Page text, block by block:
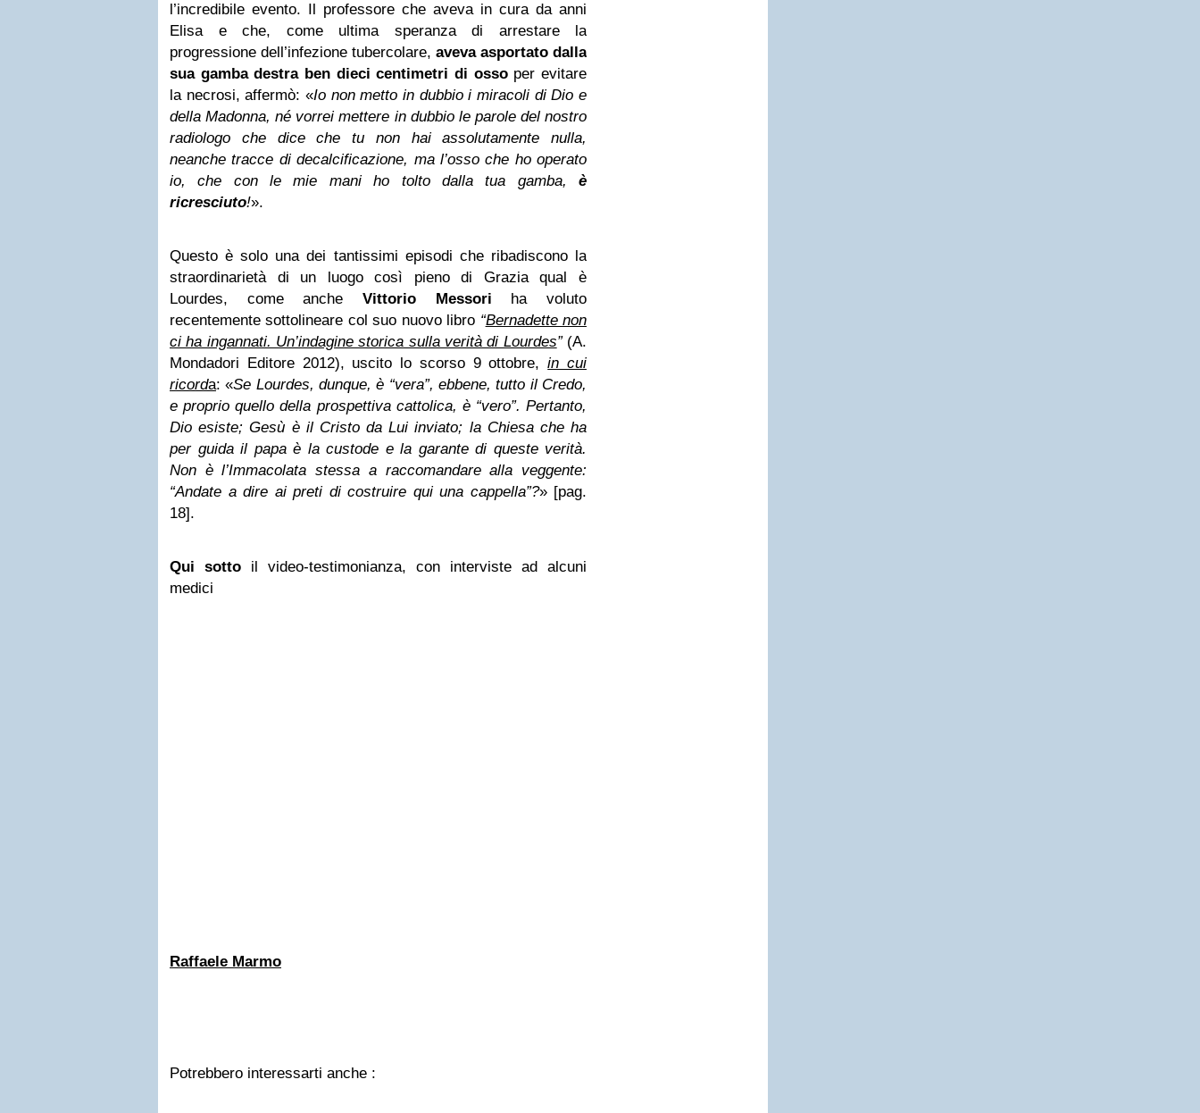
l’incredibile evento. Il professore che aveva in cura da anni
Elisa e che, come ultima speranza di arrestare la
progressione dell’infezione tubercolare, aveva asportato dalla
sua gamba destra ben dieci centimetri di ossoper evitare
la necrosi, affermò: «Io non metto in dubbio i miracoli di Dio e
della Madonna, né vorrei mettere in dubbio le parole del nostro
radiologo che dice che tu non hai assolutamente nulla,
neanche tracce di decalcificazione, ma l’osso che ho operato
io, che con le mie mani ho tolto dalla tua gamba, è
ricresciuto!».
Questo è solo una dei tantissimi episodi che ribadiscono la
straordinarietà di un luogo così pieno di Grazia qual è
Lourdes, come anche Vittorio Messori ha voluto
recentemente sottolineare col suo nuovo libro “Bernadette non
ci ha ingannati. Un’indagine storica sulla verità di Lourdes”(A.
Mondadori Editore 2012), uscito lo scorso 9 ottobre,in cui
ricorda: «Se Lourdes, dunque, è “vera”, ebbene, tutto il Credo,
e proprio quello della prospettiva cattolica, è “vero”. Pertanto,
Dio esiste; Gesù è il Cristo da Lui inviato; la Chiesa che ha
per guida il papa è la custode e la garante di queste verità.
Non è l’Immacolata stessa a raccomandare alla veggente:
“Andate a dire ai preti di costruire qui una cappella”?» [pag.
18].
Qui sotto il video-testimonianza, con interviste ad alcuni
medici
Raffaele Marmo
Potrebbero interessarti anche :